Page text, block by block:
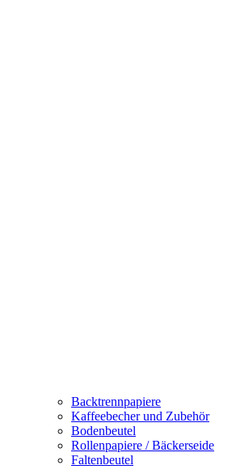
Backtrennpapiere
Kaffeebecher und Zubehör
Bodenbeutel
Rollenpapiere / Bäckerseide
Faltenbeutel